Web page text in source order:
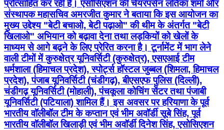
प्रोत्साहित कर रही है। एसोसिएशन की चेयरपर्सन लतिका शर्मा और
संस्थापक महासचिव अमरजीत कुमार ने बताया कि इस आयोजन का
मुख्य उद्देश्य "बेटी बचाओ, बेटी पढ़ाओ" की थीम के अंतर्गत "बेटी
खिलाओ" अभियान को बढ़ावा देना तथा लड़कियों को खेलों के
माध्यम से आगे बढ़ने के लिए प्रेरित करना है। टूर्नामेंट में भाग लेने
वाली टीमों में कुरुक्षेत्र यूनिवर्सिटी (कुरुक्षेत्र), एसएआई टीम
धर्मशाला (हिमाचल प्रदेश), स्पोर्ट्स हॉस्टल जुब्बल (शिमला, हिमाचल
प्रदेश), पंजाब यूनिवर्सिटी (चंडीगढ़), बीएसएफ पुलिस (दिल्ली),
चंडीगढ़ यूनिवर्सिटी (मोहाली), पंचकूला कोचिंग सेंटर तथा पंजाबी
यूनिवर्सिटी (पटियाला) शामिल हैं। इस अवसर पर हरियाणा के पूर्व
भारतीय वॉलीबॉल टीम के कप्तान एवं भीम अवॉर्डी सूबे सिंह, पूर्व
भारतीय वॉलीबॉल खिलाड़ी एवं भीम अवॉर्डी दिनेश सिंह, एसोसिएशन